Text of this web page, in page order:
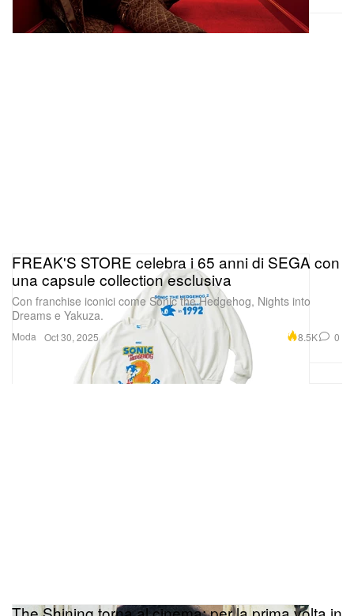
Moda
FREAK'S STORE celebra i 65 anni di SEGA con
una capsule collection esclusiva
Con franchise iconici come Sonic the Hedgehog, Nights into
Dreams e Yakuza.
Oct 30, 2025 8.5K 0